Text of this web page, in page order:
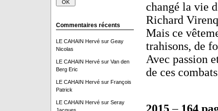
Commentaires récents
LE CAHAIN Hervésur Geay
Nicolas
LE CAHAIN Hervésur Van den
Berg Eric
LE CAHAIN Hervésur François
Patrick
LE CAHAIN Hervésur Seray
changé la vie
Richard
Mais ce
trahisons, de
Avec passion
de ces